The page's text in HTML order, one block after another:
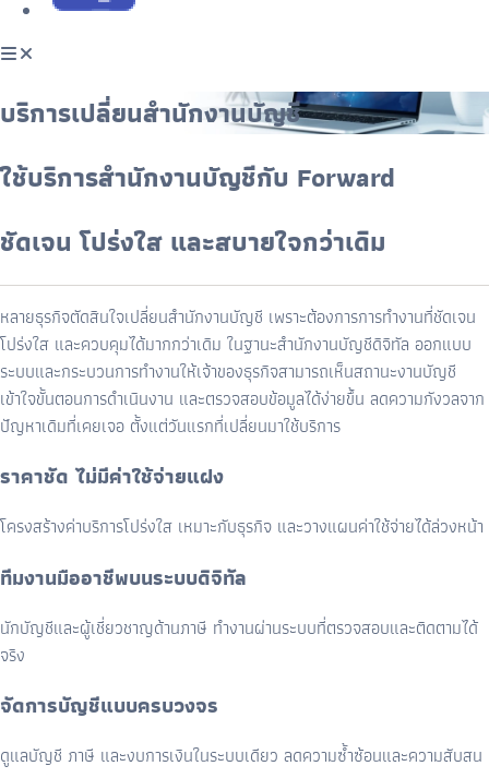
บริการเปลี่ยนสำนักงานบัญชี
ใช้บริการสำนักงานบัญชีกับ Forward
ชัดเจน โปร่งใส และสบายใจกว่าเดิม
หลายธุรกิจตัดสินใจเปลี่ยนสำนักงานบัญชี เพราะต้องการการทำงานที่ชัดเจน
โปร่งใส และควบคุมได้มากกว่าเดิม ในฐานะสำนักงานบัญชีดิจิทัล ออกแบบ
ระบบและกระบวนการทำงานให้เจ้าของธุรกิจสามารถเห็นสถานะงานบัญชี
เข้าใจขั้นตอนการดำเนินงาน และตรวจสอบข้อมูลได้ง่ายขึ้น ลดความกังวลจาก
ปัญหาเดิมที่เคยเจอ ตั้งแต่วันแรกที่เปลี่ยนมาใช้บริการ
ราคาชัด ไม่มีค่าใช้จ่ายแฝง
โครงสร้างค่าบริการโปร่งใส เหมาะกับธุรกิจ และวางแผนค่าใช้จ่ายได้ล่วงหน้า
ทีมงานมืออาชีพบนระบบดิจิทัล
นักบัญชีและผู้เชี่ยวชาญด้านภาษี ทำงานผ่านระบบที่ตรวจสอบและติดตามได้
จริง
จัดการบัญชีแบบครบวงจร
ดูแลบัญชี ภาษี และงบการเงินในระบบเดียว ลดความซ้ำซ้อนและความสับสน